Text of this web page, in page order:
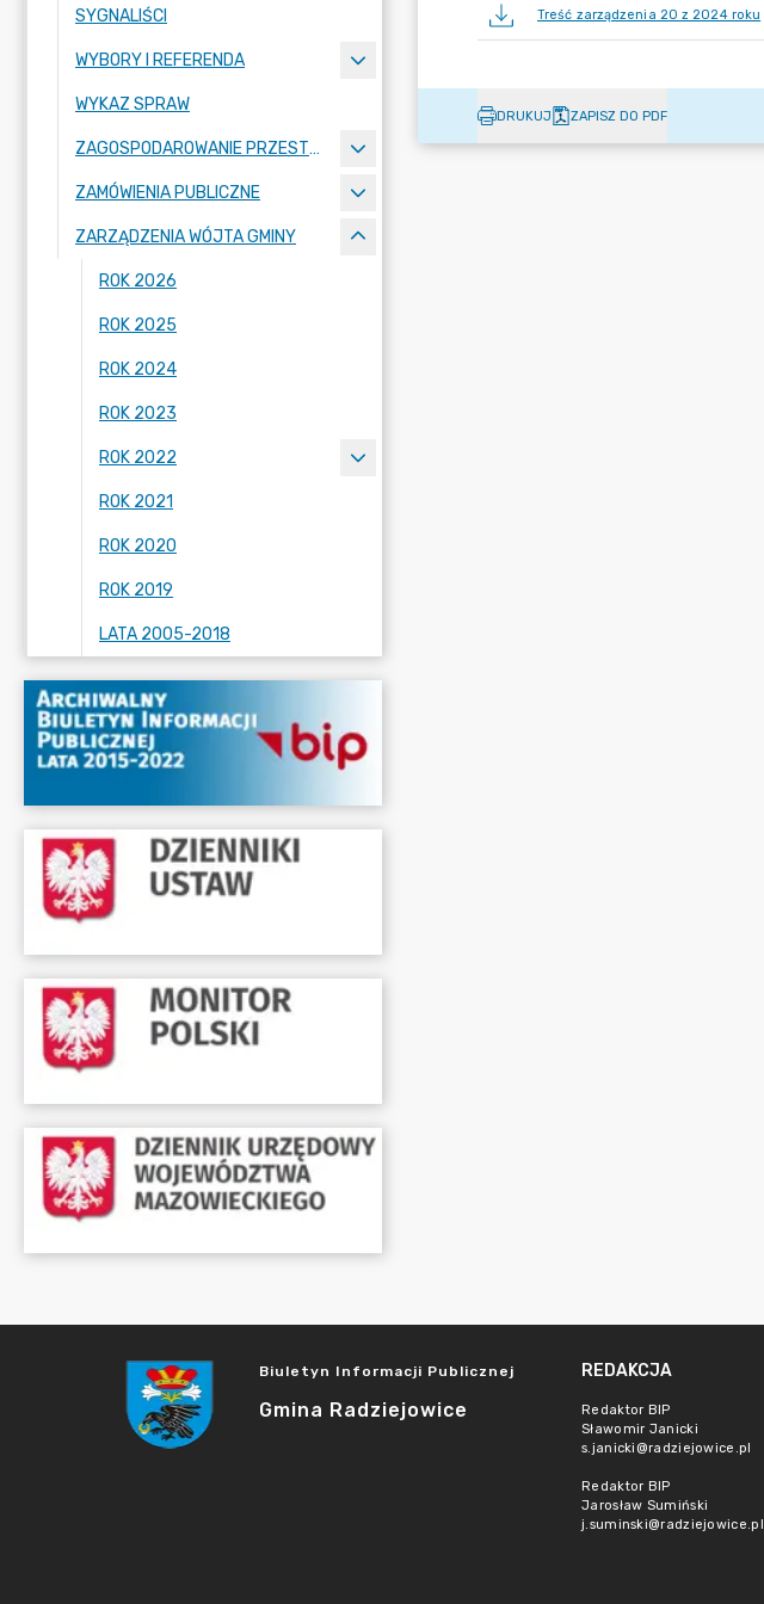
SYGNALIŚCI
WYBORY I REFERENDA
WYKAZ SPRAW
ZAGOSPODAROWANIE PRZESTRZENNE
ZAMÓWIENIA PUBLICZNE
ZARZĄDZENIA WÓJTA GMINY
ROK 2026
ROK 2025
ROK 2024
ROK 2023
ROK 2022
ROK 2021
ROK 2020
ROK 2019
LATA 2005-2018
Treść zarządzenia 20 z 2024 roku
DRUKUJ ZAPISZ DO PDF
Biuletyn Informacji Publicznej
Gmina Radziejowice
REDAKCJA
Redaktor BIP
Sławomir Janicki
s.janicki@radziejowice.pl
Redaktor BIP
Jarosław Sumiński
j.suminski@radziejowice.pl